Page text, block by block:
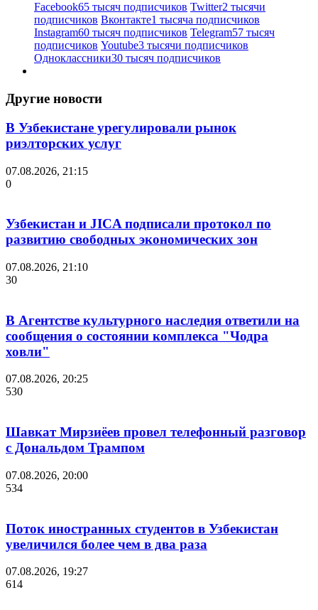
Facebook65 тысяч подписчиков Twitter2 тысячи
подписчиков Вконтакте1 тысяча подписчиков
Instagram60 тысяч подписчиков Telegram57 тысяч
подписчиков Youtube3 тысячи подписчиков
Одноклассники30 тысяч подписчиков
Другие новости
В Узбекистане урегулировали рынок
риэлторских услуг
07.08.2026, 21:15
0
Узбекистан и JICA подписали протокол по
развитию свободных экономических зон
07.08.2026, 21:10
30
В Агентстве культурного наследия ответили на
сообщения о состоянии комплекса "Чодра
ховли"
07.08.2026, 20:25
530
Шавкат Мирзиёев провел телефонный разговор
с Дональдом Трампом
07.08.2026, 20:00
534
Поток иностранных студентов в Узбекистан
увеличился более чем в два раза
07.08.2026, 19:27
614